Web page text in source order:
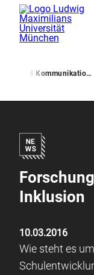
und Kommunikation (PuK)
Inklusion
10.03.2016
Wie steht es